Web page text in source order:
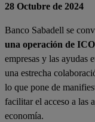
28 Octubre de 2024
Banco Sabadell se
una operación de
empresas y las ayudas
una estrecha
lo que pone de
facilitar el acceso a las
economía.